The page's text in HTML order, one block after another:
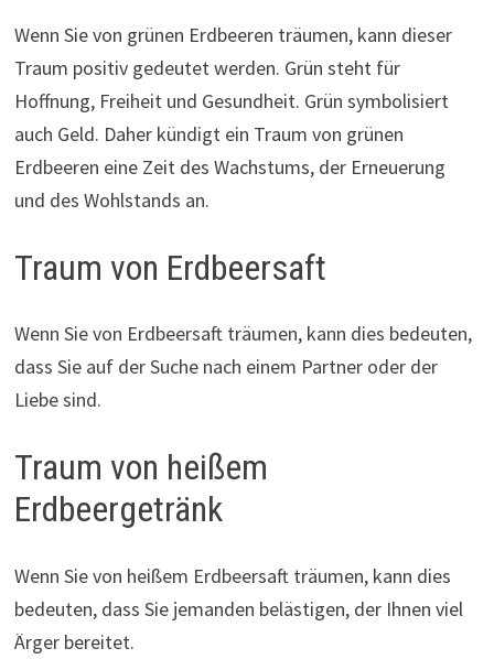
Wenn Sie von grünen Erdbeeren träumen, kann dieser
Traum positiv gedeutet werden. Grün steht für
Hoffnung, Freiheit und Gesundheit. Grün symbolisiert
auch Geld. Daher kündigt ein Traum von grünen
Erdbeeren eine Zeit des Wachstums, der Erneuerung
und des Wohlstands an.
Traum von Erdbeersaft
Wenn Sie von Erdbeersaft träumen, kann dies bedeuten,
dass Sie auf der Suche nach einem Partner oder der
Liebe sind.
Traum von heißem
Erdbeergetränk
Wenn Sie von heißem Erdbeersaft träumen, kann dies
bedeuten, dass Sie jemanden belästigen, der Ihnen viel
Ärger bereitet.